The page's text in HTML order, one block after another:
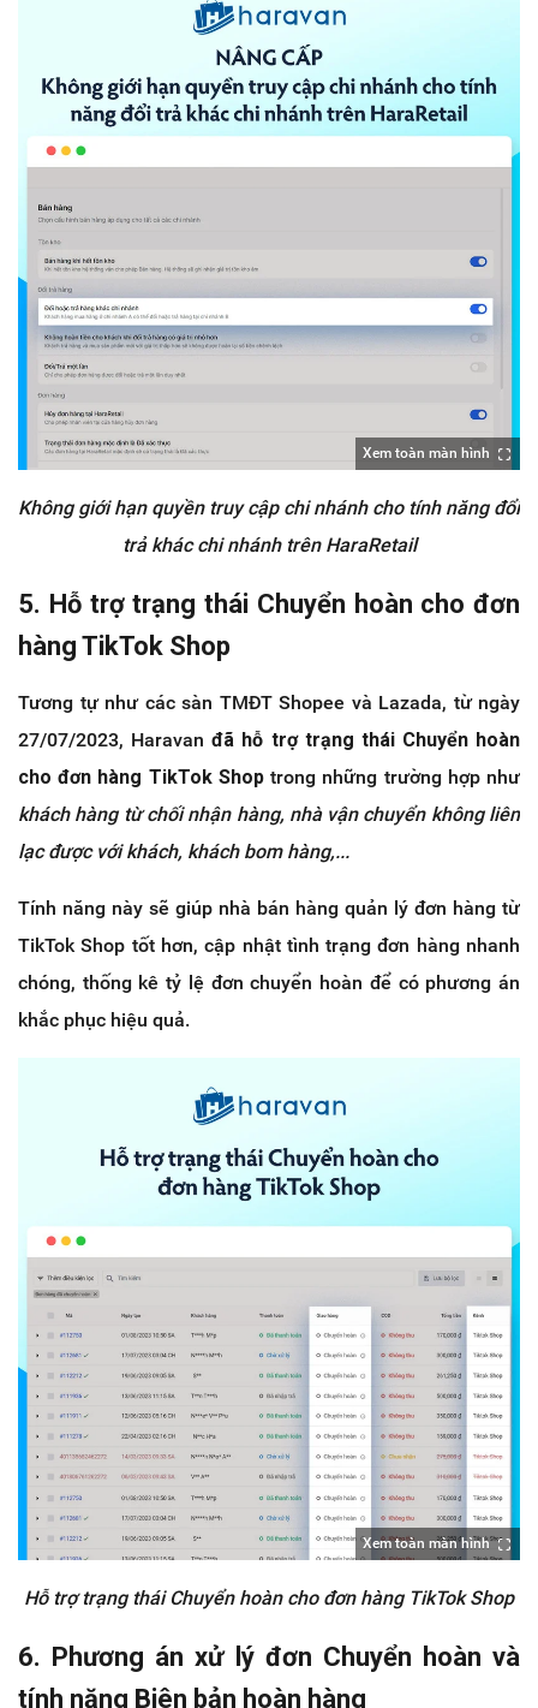
Xem toàn màn hình
Không giới hạn quyền truy cập chi nhánh cho tính năng đổi
trả khác chi nhánh trên HaraRetail
5. Hỗ trợ trạng thái Chuyển hoàn cho đơn
hàng TikTok Shop
Tương tự như các sàn TMĐT Shopee và Lazada, từ ngày
27/07/2023, Haravanđã hỗ trợ trạng thái Chuyển hoàn
cho đơn hàng TikTok Shoptrong những trường hợp như
khách hàng từ chối nhận hàng, nhà vận chuyển không liên
lạc được với khách, khách bom hàng,...
Tính năng này sẽ giúp nhà bán hàng quản lý đơn hàng từ
TikTok Shop tốt hơn, cập nhật tình trạng đơn hàng nhanh
chóng, thống kê tỷ lệ đơn chuyển hoàn để có phương án
khắc phục hiệu quả.
Xem toàn màn hình
Hỗ trợ trạng thái Chuyển hoàn cho đơn hàng TikTok Shop
6. Phương án xử lý đơn Chuyển hoàn và
tính năng Biên bản hoàn hàng